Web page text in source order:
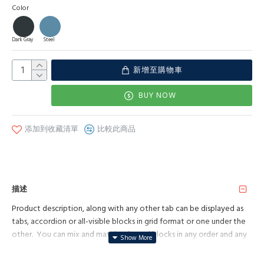
Color
Dark Gray Steel
新增至購物車
BUY NOW
添加到收藏清單 比較此商品
描述
Product description, along with any other tab can be displayed as
tabs, accordion or all-visible blocks in grid format or one under the
other. You can mix and match tabs and blocks in any order and any